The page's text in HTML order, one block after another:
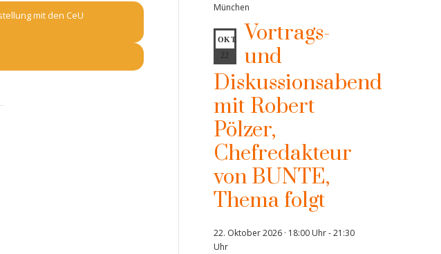
mit den CeU
München
OKT.
22
Vortrags-
und
Diskussionsabend
mit Robert
Pölzer,
Chefredakteur
von BUNTE,
Thema folgt
22. Oktober 2026 · 18:00 Uhr-21:30
Uhr